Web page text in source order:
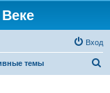
Вход
темы